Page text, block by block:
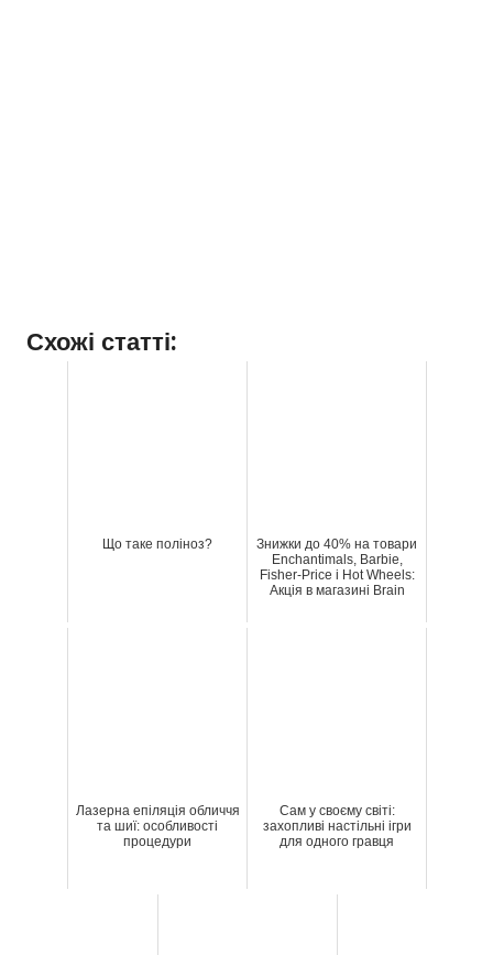
Схожі статті:
Що таке поліноз?
Знижки до 40% на товари
Enchantimals, Barbie,
Fisher-Price і Hot Wheels:
Акція в магазині Brain
Лазерна епіляція обличчя
та шиї: особливості
процедури
Сам у своєму світі:
захопливі настільні ігри
для одного гравця